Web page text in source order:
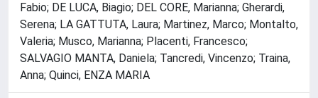
Fabio; DE LUCA, Biagio; DEL CORE, Marianna; Gherardi,
Serena; LA GATTUTA, Laura; Martinez, Marco; Montalto,
Valeria; Musco, Marianna; Placenti, Francesco;
SALVAGIO MANTA, Daniela; Tancredi, Vincenzo; Traina,
Anna; Quinci, ENZA MARIA